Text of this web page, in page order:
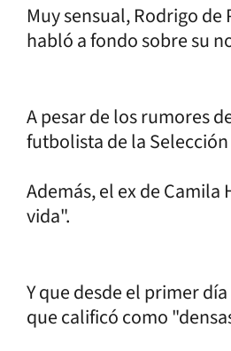
Muy sensual, Rodrigo
habló a fondo sobre su
A pesar de los rumores
futbolista de la
Además, el ex de
vida".
Y que desde el primer
que calificó como